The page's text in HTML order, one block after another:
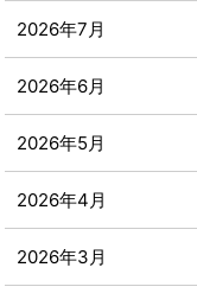
2026年7月
2026年6月
2026年5月
2026年4月
2026年3月